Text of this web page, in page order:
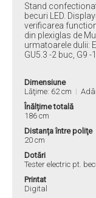
Stand
becuri LED.
verificarea
din plexiglas de
urmatoarele dulii:
GU5.3 -2 buc, G9
Dimensiune
Lăţime: 62 cm
Înălțime totală
186 cm
Distanța între poliţe
20 cm
Dotări
Tester electric pt.
Printat
Digital